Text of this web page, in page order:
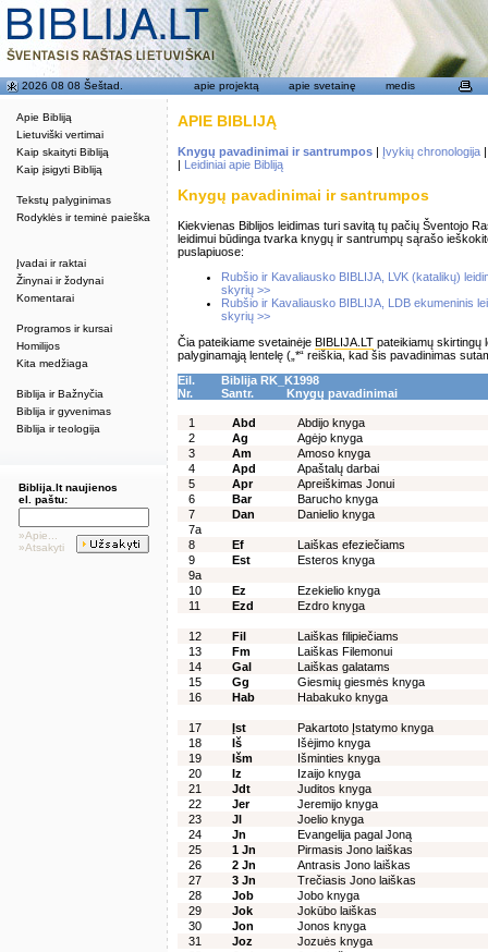
Apie Bibliją
Lietuviški vertimai
Kaip skaityti Bibliją
Kaip įsigyti Bibliją
Tekstų palyginimas
Rodyklės ir teminė paieška
Įvadai ir raktai
Žinynai ir žodynai
Komentarai
Programos ir kursai
Homilijos
Kita medžiaga
Biblija ir Bažnyčia
Biblija ir gyvenimas
Biblija ir teologija
2026 08 08 Šeštad. apie projektą apie svetainę medis
Biblija.lt naujienos
el. paštu:
»Apie...
»Atsakyti
APIE BIBLIJĄ
Knygų pavadinimai ir santrumpos | Įvykių chronologija
| Leidiniai apie Bibliją
Knygų pavadinimai ir santrumpos
Kiekvienas Biblijos leidimas turi savitą tų pačių Šventojo
leidimui būdinga tvarka knygų ir santrumpų sąrašo
puslapiuose:
Rubšio ir Kavaliausko BIBLIJA, LVK (katalikų)
skyrių >>
Rubšio ir Kavaliausko BIBLIJA, LDB ekumeninis
skyrių >>
Čia pateikiame svetainėje BIBLIJA.LT pateikiamų skirtingų
palyginamąją lentelę („*“ reiškia, kad šis pavadinimas
Eil.
Nr.
Biblija RK_K1998
Santr.
Knygų pavadinimai
1 Abd
Abdijo knyga
2
Ag
Agėjo knyga
3
Am
Amoso knyga
4
Apd
Apaštalų darbai
5
Apr
Apreiškimas Jonui
6
Bar
Barucho knyga
7
Dan
Danielio knyga
7a
8
Ef
Laiškas efeziečiams
9
Est
Esteros knyga
9a
10
Ez
Ezekielio knyga
11
Ezd Ezdro knyga
12 Fil
Laiškas filipiečiams
13
Fm
Laiškas Filemonui
14
Gal
Laiškas galatams
15
Gg
Giesmių giesmės knyga
16
Hab Habakuko knyga
17 Įst
Pakartoto Įstatymo knyga
18
Iš
Išėjimo knyga
19
Išm
Išminties knyga
20
Iz
Izaijo knyga
21
Jdt
Juditos knyga
22
Jer
Jeremijo knyga
23
Jl
Joelio knyga
24
Jn
Evangelija pagal Joną
25
1 Jn
Pirmasis Jono laiškas
26
2 Jn
Antrasis Jono laiškas
27
3 Jn
Trečiasis Jono laiškas
28
Job
Jobo knyga
29
Jok
Jokūbo laiškas
30
Jon
Jonos knyga
31
Joz
Jozuės knyga